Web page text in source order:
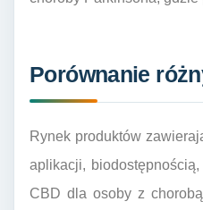
Porównanie
Rynek produktów
aplikacji,
CBD dla osoby z